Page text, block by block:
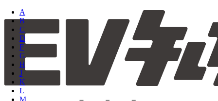
A
B
C
D
F
G
H
J
K
L
M